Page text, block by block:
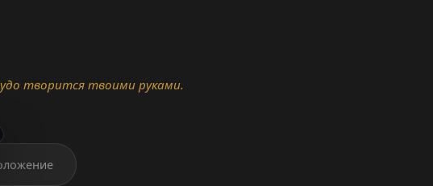
творится твоими руками.